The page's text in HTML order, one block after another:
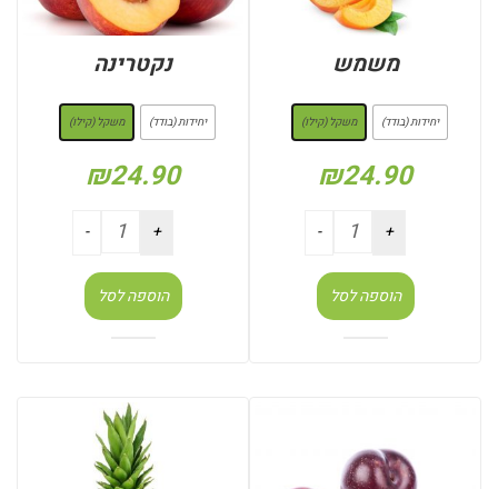
משמש
יחידות (בודד) משקל (קילו)
₪24.90
הוספה לסל
נקטרינה
יחידות (בודד) משקל (קילו)
₪24.90
הוספה לסל